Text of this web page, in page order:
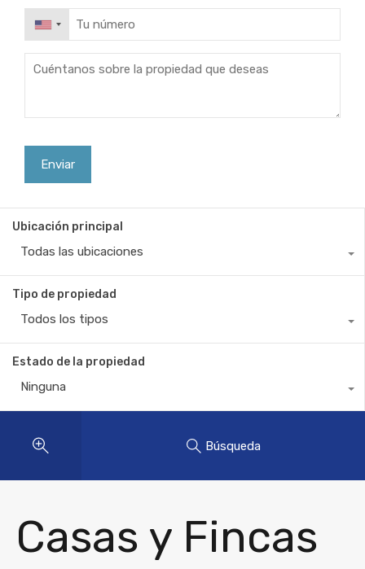
Ubicación principal
Todas las ubicaciones
Tipo de propiedad
Todos los tipos
Estado de la propiedad
Ninguna
Búsqueda
Casas y Fincas